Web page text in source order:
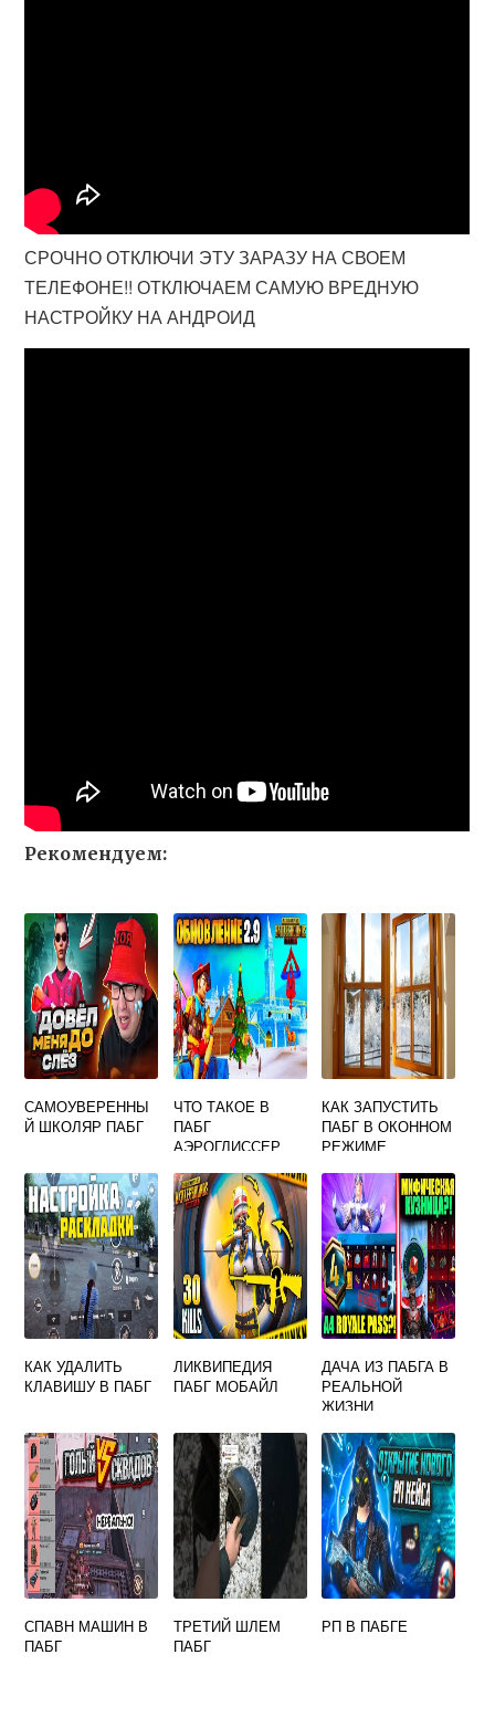
СРОЧНО ОТКЛЮЧИ ЭТУ ЗАРАЗУ НА СВОЕМ
ТЕЛЕФОНЕ!! ОТКЛЮЧАЕМ САМУЮ ВРЕДНУЮ
НАСТРОЙКУ НА АНДРОИД
Рекомендуем:
САМОУВЕРЕННЫ
Й ШКОЛЯР ПАБГ
ЧТО ТАКОЕ В
ПАБГ
АЭРОГЛИССЕР
КАК ЗАПУСТИТЬ
ПАБГ В ОКОННОМ
РЕЖИМЕ
КАК УДАЛИТЬ
КЛАВИШУ В ПАБГ
ЛИКВИПЕДИЯ
ПАБГ МОБАЙЛ
ДАЧА ИЗ ПАБГА В
РЕАЛЬНОЙ
ЖИЗНИ
СПАВН МАШИН В
ПАБГ
ТРЕТИЙ ШЛЕМ
ПАБГ
РП В ПАБГЕ